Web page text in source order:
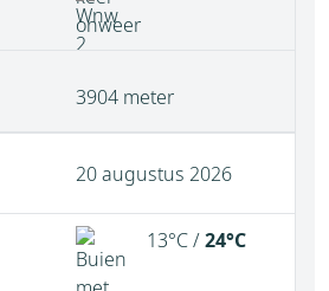
3904 meter
20 augustus 2026
13°C /24°C